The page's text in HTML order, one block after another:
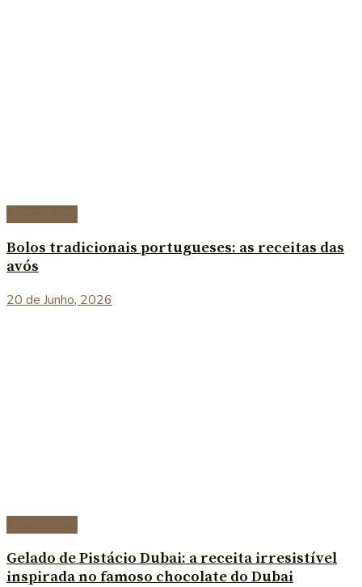
Bolos tradicionais portugueses: as receitas das
avós
20 de Junho, 2026
Gelado de Pistácio Dubai: a receita irresistível
inspirada no famoso chocolate do Dubai